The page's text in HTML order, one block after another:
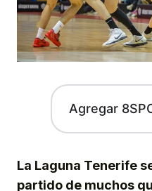
Agregar
La Laguna Tenerife
partido de muchos